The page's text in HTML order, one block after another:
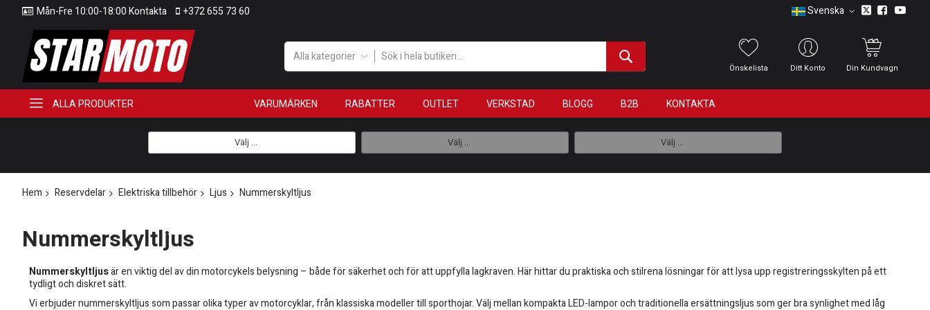
Mån-Fre 10:00-18:00 Kontakta +372 655 73 60 Svenska
Alla kategorier
Önskelista Ditt Konto Din Kundvagn
ALLA PRODUKTER VARUMÄRKEN RABATTER OUTLET VERKSTAD BLOGG B2B KONTAKTA
Välj ... Välj ... Välj ...
Hem Reservdelar Elektriska tillbehör Ljus Nummerskyltljus
Nummerskyltljus
Nummerskyltljusär en viktig del av din motorcykels belysning – både för säkerhet och för att uppfylla lagkraven. Här hittar du praktiska och stilrena lösningar för att lysa upp registreringsskylten på ett
tydligt och diskret sätt.
Vi erbjuder nummerskyltljus som passar olika typer av motorcyklar, från klassiska modeller till sporthojar. Välj mellan kompakta LED-lampor och traditionella ersättningsljus som ger bra synlighet med låg